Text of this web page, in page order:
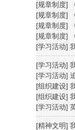
[规章制度]
[规章制度]
[规章制度]
[规章制度]
[学习活动]
[学习活动]
[学习活动]
[组织建设]
[组织建设]
[学习活动]
[精神文明]